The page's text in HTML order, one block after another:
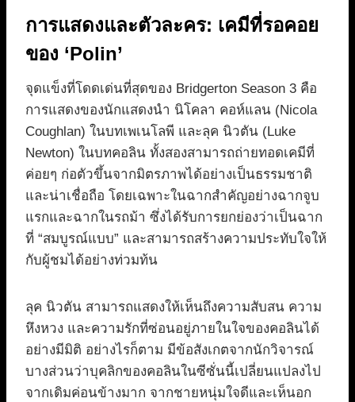
การแสดงและตัวละคร: เคมีที่รอคอย
ของ ‘Polin’
จุดแข็งที่โดดเด่นที่สุดของ Bridgerton Season 3 คือ
การแสดงของนักแสดงนำ นิโคลา คอห์แลน (Nicola
Coughlan) ในบทเพเนโลพี และลุค นิวตัน (Luke
Newton) ในบทคอลิน ทั้งสองสามารถถ่ายทอดเคมีที่
ค่อยๆ ก่อตัวขึ้นจากมิตรภาพได้อย่างเป็นธรรมชาติ
และน่าเชื่อถือ โดยเฉพาะในฉากสำคัญอย่างฉากจูบ
แรกและฉากในรถม้า ซึ่งได้รับการยกย่องว่าเป็นฉาก
ที่ “สมบูรณ์แบบ” และสามารถสร้างความประทับใจให้
กับผู้ชมได้อย่างท่วมท้น
ลุค นิวตัน สามารถแสดงให้เห็นถึงความสับสน ความ
หึงหวง และความรักที่ซ่อนอยู่ภายในใจของคอลินได้
อย่างมีมิติ อย่างไรก็ตาม มีข้อสังเกตจากนักวิจารณ์
บางส่วนว่าบุคลิกของคอลินในซีซั่นนี้เปลี่ยนแปลงไป
จากเดิมค่อนข้างมาก จากชายหนุ่มใจดีและเห็นอก